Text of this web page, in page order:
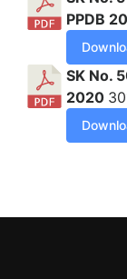
PPDB
SK No.
2020